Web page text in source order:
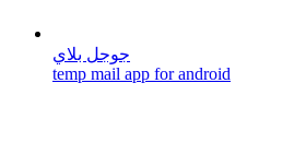
جوجل بلاي
temp mail app for android